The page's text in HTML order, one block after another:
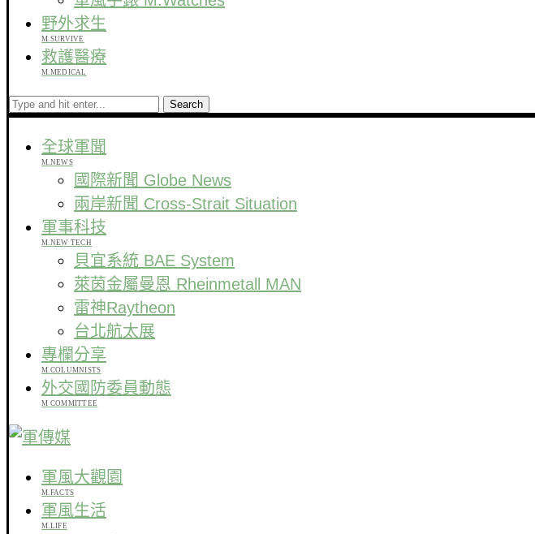
野外求生
M.SURVIVE
救護醫療
M.MEDICAL
Search
全球軍聞
M.NEWS
國際新聞 Globe News
兩岸新聞 Cross-Strait Situation
軍事科技
M.NEW TECH
貝宜系統 BAE System
萊茵金屬曼恩 Rheinmetall MAN
雷神Raytheon
台北航太展
專欄分享
M.COLUMNISTS
外交國防委員動態
M COMMITTEE
軍風大觀園
M.FACTS
軍風生活
M.LIFE